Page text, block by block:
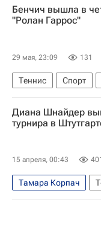
Арина Соболенко
Бенчич вышла в
"Ролан Гаррос"
29 мая, 23:09 131
Теннис Спорт
Элина Свитолина
Ролан Гаррос
Диана Шнайдер
турнира в
15 апреля, 00:43
Тамара Корпач
Штутгарт
Диана